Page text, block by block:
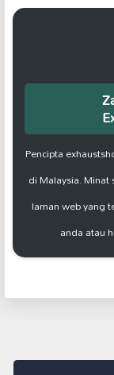
Pencipta
di Malaysia.
laman web yang
anda atau